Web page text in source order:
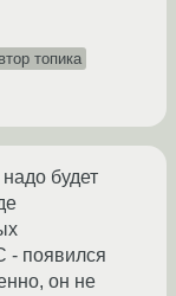
топика
будет
- появился
он не